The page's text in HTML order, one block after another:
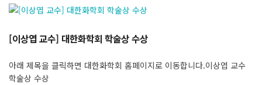
[이상엽 교수] 대한화학회 학술상 수상
아래 제목을 클릭하면 대한화학회 홈페이지로 이동합니다.이상엽 교수
학술상 수상